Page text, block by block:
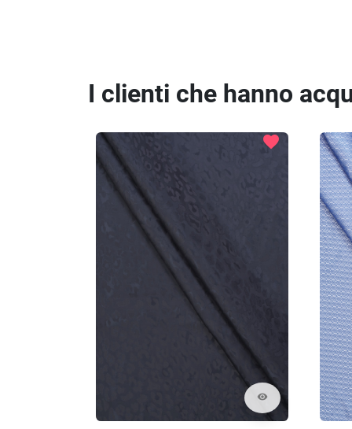
I clienti che hanno
visibility
favorite